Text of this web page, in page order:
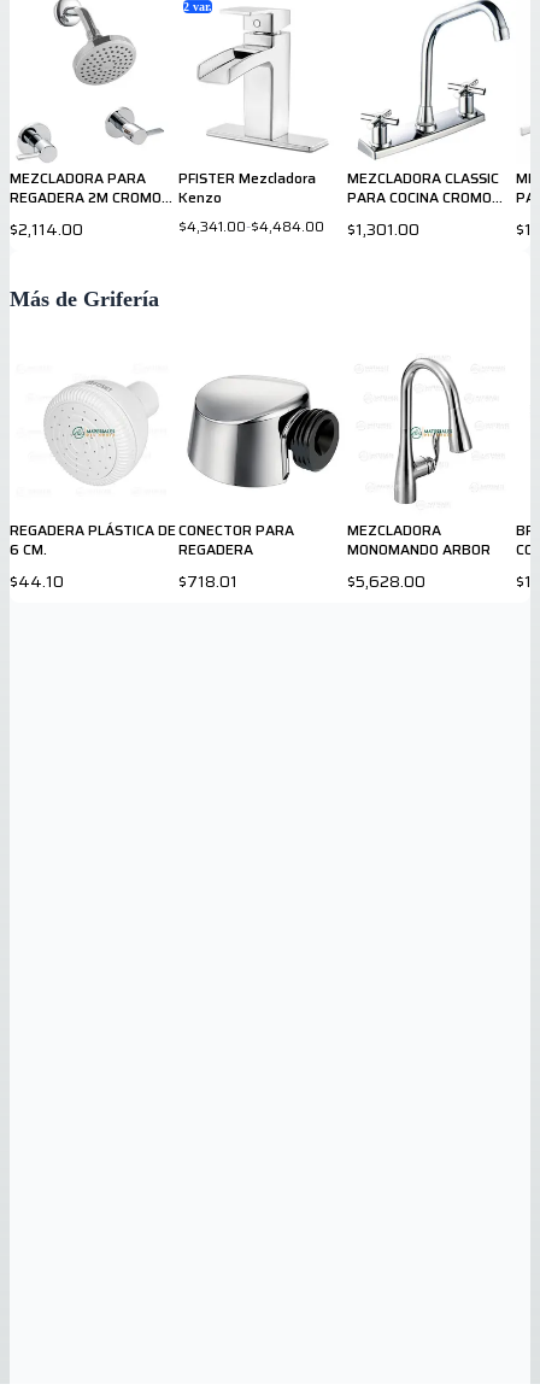
MEZCLADORA PARA
REGADERA 2M CROMO
$2,114.00
2 var.
PFISTER Mezcladora
Kenzo
$4,341.00-$4,484.00
MEZCLADORA CLASSIC
PARA COCINA CROMO
$1,301.00
Más de Grifería
REGADERA PLÁSTICA DE
6 CM.
$44.10
CONECTOR PARA
REGADERA
$718.01
MEZCLADORA
MONOMANDO ARBOR
$5,628.00